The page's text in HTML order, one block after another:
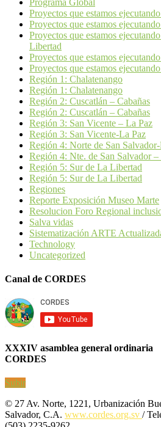
Programa Global
Proyectos que estamos
Proyectos que estamos
Proyectos que estamos
Libertad
Proyectos que estamos
Proyectos que estamos
Región 1: Chalatenango
Región 1: Chalatenango
Región 2: Cuscatlán – Cabañas
Región 2: Cuscatlán – Cabañas
Región 3: San Vicente – La Paz
Región 3: San Vicente-La Paz
Región 4: Norte de San
Región 4: Nte. de San Salvador
Región 5: Sur de La Libertad
Región 5: Sur de La Libertad
Regiones
Reporte Exposición Museo Marte
Resolucion Foro Regional
Salva vidas
Sistematización ARTE
Technology
Uncategorized
Canal de CORDES
XXXIV asamblea general ordinaria
CORDES
Subir
© 27 Av. Norte, 1221, Urbanización
Salvador, C.A. www.cordes.org.sv /